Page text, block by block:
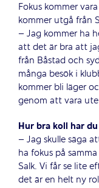
Fokus kommer
kommer utgå från
– Jag kommer ha
att det är bra att
från Båstad och
många besök i
kommer bli läger
genom att vara
Hur bra koll har
– Jag skulle säga
ha fokus på
Salk. Vi får se lite
det är en helt ny